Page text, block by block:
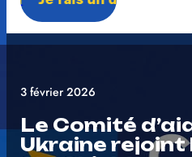
Faire un don
3 février 2026
Le Comité
Ukraine rejoint